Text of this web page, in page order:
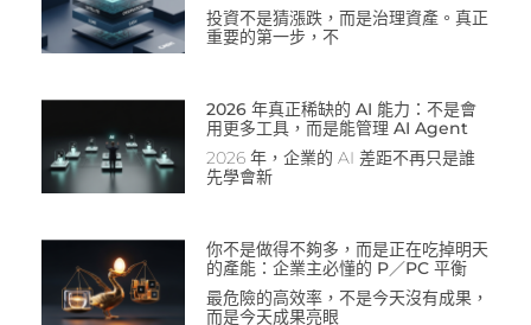
投資不是猜漲跌，而是治理資產。真正
重要的第一步，不
2026 年真正稀缺的 AI 能力：不是會
用更多工具，而是能管理 AI Agent
2026 年，企業的 AI 差距不再只是誰
先學會新
你不是做得不夠多，而是正在吃掉明天
的產能：企業主必懂的 P／PC 平衡
最危險的高效率，不是今天沒有成果，
而是今天成果亮眼